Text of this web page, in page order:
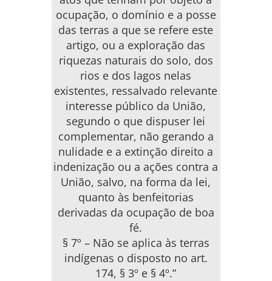
ocupação, o domínio e a posse
das terras a que se refere este
artigo, ou a exploração das
riquezas naturais do solo, dos
rios e dos lagos nelas
existentes, ressalvado relevante
interesse público da União,
segundo o que dispuser lei
complementar, não gerando a
nulidade e a extinção direito a
indenização ou a ações contra a
União, salvo, na forma da lei,
quanto às benfeitorias
derivadas da ocupação de boa
fé.
§ 7º – Não se aplica às terras
indígenas o disposto no art.
174, § 3º e § 4º.”